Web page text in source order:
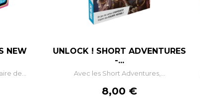
NEW
de...
UNLOCK ! SHORT ADVENTURES
-...
Avec les Short Adventures,...
Prix
8,00 €